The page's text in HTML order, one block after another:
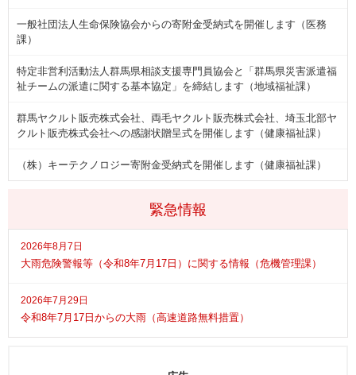
緊急情報
2026年8月7日
大雨危険警報等（令和8年7月17日）に関する情報（危機管理課）
2026年7月29日
令和8年7月17日からの大雨（高速道路無料措置）
一般社団法人生命保険協会からの寄附金受納式を開催します（医務
課）
特定非営利活動法人群馬県相談支援専門員協会と「群馬県災害派遣福
祉チームの派遣に関する基本協定」を締結します（地域福祉課）
群馬ヤクルト販売株式会社、両毛ヤクルト販売株式会社、埼玉北部ヤ
クルト販売株式会社への感謝状贈呈式を開催します（健康福祉課）
（株）キーテクノロジー寄附金受納式を開催します（健康福祉課）